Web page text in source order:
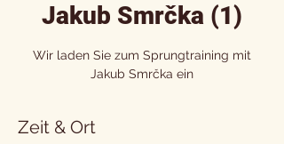
Jakub Smrčka (1)
Wir laden Sie zum Sprungtraining mit
Jakub Smrčka ein
Zeit & Ort